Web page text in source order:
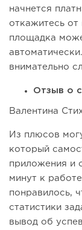
начнется
откажитесь от
площадка
внимательно
Отзыв о
Валентина
Из плюсов
который
приложения и
минут к
понравилось,
статистики
вывод об